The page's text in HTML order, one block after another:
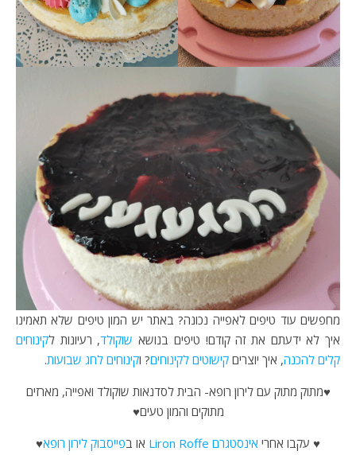
מחפשים עוד טיפים לאפייה נכונה? באתר יש המון טיפים שלא תאמינו
איך לא ידעתם את זה קודם! טיפים בנושא שוקולד, רעיונות לקינוחים
קלים להכנה, איך יוצרים קישוטים לקינוחים? וקינוחים לחג שבועות.
♥מתוק מתוק עם לירון רופא- הבית לסדנאות שוקולד ואפייה, מארזים
מתוקים והמון טעים♥
♥ עקבו אחרי אינסטגרם Liron Roffe או בפייסבוק לירון רופא♥